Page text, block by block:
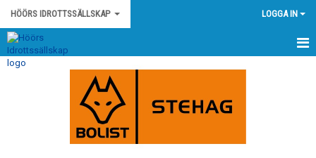
HÖÖRS IDROTTSSÄLLSKAP LOGGA IN
HEM